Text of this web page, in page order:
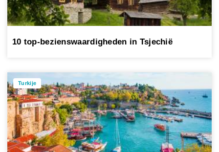
10 top-bezienswaardigheden in Tsjechië
Turkije